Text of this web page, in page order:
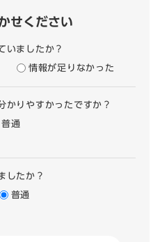
せください
いましたか？
情報が足りなかった
かりやすかったですか？
普通
したか？
普通